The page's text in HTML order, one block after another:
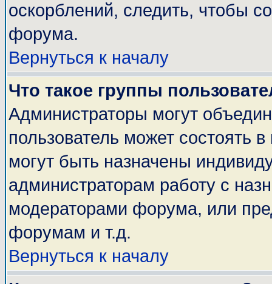
оскорблений, следить, чтобы
форума.
Вернуться к началу
Что такое группы
Администраторы могут
пользователь может состоять
могут быть назначены
администраторам работу с
модераторами форума, или
форумам и т.д.
Вернуться к началу